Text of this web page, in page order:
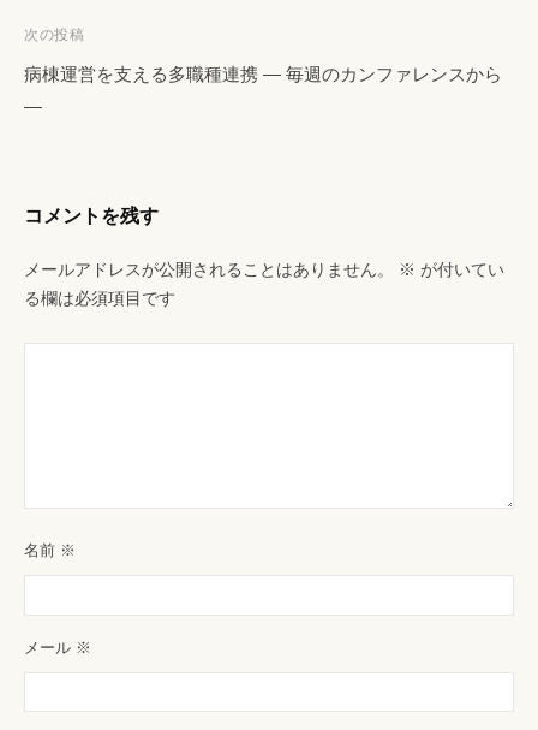
ビ
ゲ
次の投稿
病棟運営を支える多職種連携 ― 毎週のカンファレンスから
―
コメントを残す
メールアドレスが公開されることはありません。 ※ が付いてい
る欄は必須項目です
名前 ※
メール ※